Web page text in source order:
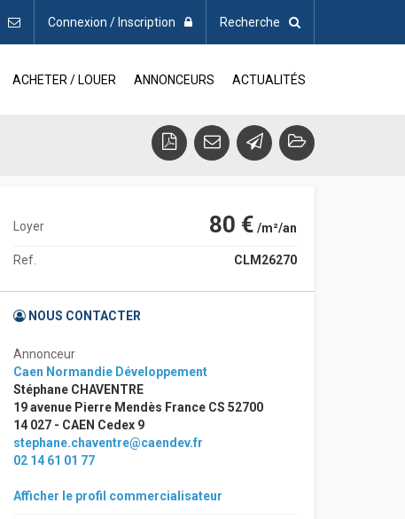
Connexion / Inscription Recherche
ACHETER / LOUER ANNONCEURS ACTUALITÉS
Loyer 80 € /m²/an
Ref. CLM26270
NOUS CONTACTER
Annonceur
Caen Normandie Développement
Stéphane CHAVENTRE
19 avenue Pierre Mendès France CS 52700
14 027 - CAEN Cedex 9
stephane.chaventre@caendev.fr
02 14 61 01 77
Afficher le profil commercialisateur